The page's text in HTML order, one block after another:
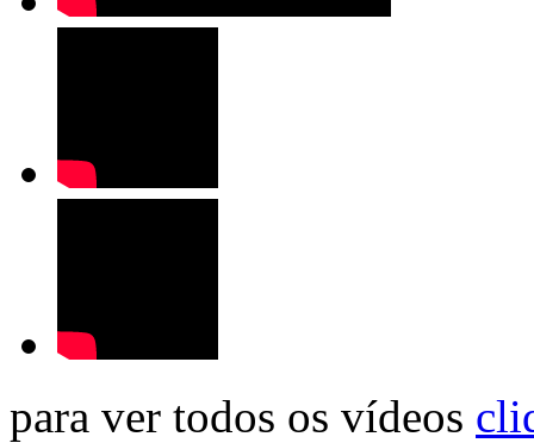
para ver todos os vídeos